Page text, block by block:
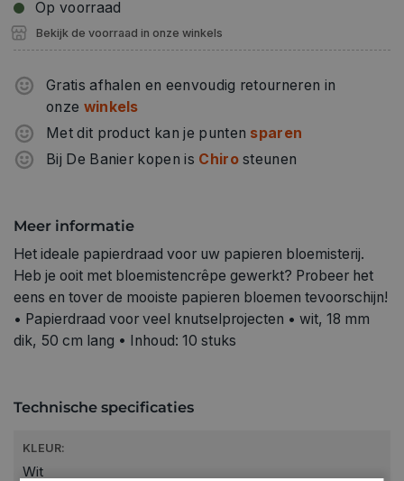
Op voorraad
Bekijk de voorraad in onze winkels
Gratis afhalen en eenvoudig retourneren in
onze winkels
Met dit product kan je punten sparen
Bij De Banier kopen is Chirosteunen
Meer informatie
Het ideale papierdraad voor uw papieren bloemisterij.
Heb je ooit met bloemistencrêpe gewerkt? Probeer het
eens en tover de mooiste papieren bloemen tevoorschijn!
• Papierdraad voor veel knutselprojecten • wit, 18 mm
dik, 50 cm lang • Inhoud: 10 stuks
Technische specificaties
KLEUR:
Wit